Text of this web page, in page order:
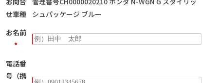
せ車種
シュパッケージ ブルー
お名前
*
電話番
号（携